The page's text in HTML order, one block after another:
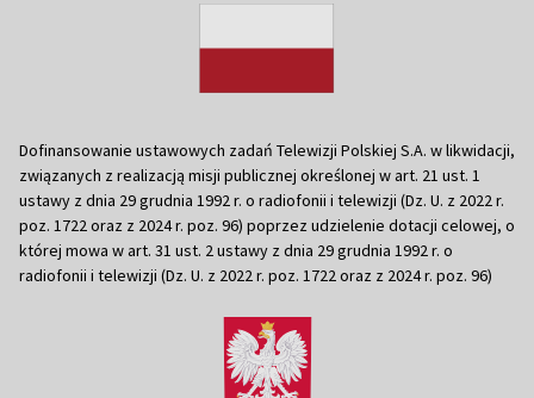
Dofinansowanie ustawowych zadań Telewizji Polskiej S.A. w likwidacji,
związanych z realizacją misji publicznej określonej w art. 21 ust. 1
ustawy z dnia 29 grudnia 1992 r. o radiofonii i telewizji (Dz. U. z 2022 r.
poz. 1722 oraz z 2024 r. poz. 96) poprzez udzielenie dotacji celowej, o
której mowa w art. 31 ust. 2 ustawy z dnia 29 grudnia 1992 r. o
radiofonii i telewizji (Dz. U. z 2022 r. poz. 1722 oraz z 2024 r. poz. 96)